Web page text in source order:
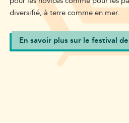
diversifié, à terre comme en mer.
En savoir plus sur le festival